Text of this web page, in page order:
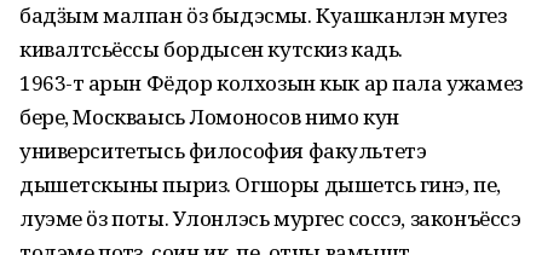
бадӟым малпан ӧз быдэсмы. Куашканлэн мугез
кивалтӥсьёссы бордысен кутскиз кадь.
1963-тӥ арын Фёдор колхозын кык ар пала ужамез
бере, Москваысь Ломоносов нимо кун
университетысь философия факультетэ
дышетскыны пыриз. Огшоры дышетӥсь гинэ, пе,
луэме ӧз поты. Улонлэсь мургес сӥоссэ, законъёссэ